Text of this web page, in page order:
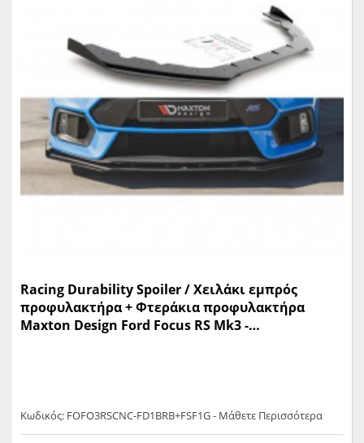
Racing Durability Spoiler / Χειλάκι εμπρός
προφυλακτήρα + Φτεράκια προφυλακτήρα
Maxton Design Ford Focus RS Mk3 -
Κωδικός: FOFO3RSCNC-FD1BRB+FSF1G - Μάθετε Περισσότερα